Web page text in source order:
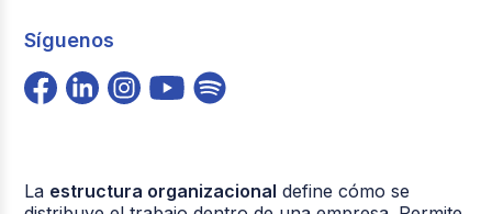
Síguenos
La estructura organizacional define cómo se